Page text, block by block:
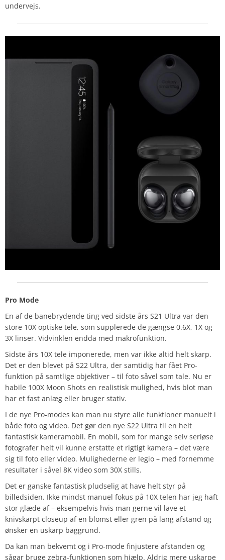
undervejs.
Pro Mode
En af de banebrydende ting ved sidste års S21 Ultra var den
store 10X optiske tele, som supplerede de gængse 0.6X, 1X og
3X linser. Vidvinklen endda med makrofunktion.
Sidste års 10X tele imponerede, men var ikke altid helt skarp.
Det er den blevet på S22 Ultra, der samtidig har fået Pro-
funktion på samtlige objektiver – til foto såvel som tale. Nu er
habile 100X Moon Shots en realistisk mulighed, hvis blot man
har et fast anlæg eller bruger stativ.
I de nye Pro-modes kan man nu styre alle funktioner manuelt i
både foto og video. Det gør den nye S22 Ultra til en helt
fantastisk kameramobil. En mobil, som for mange selv seriøse
fotografer helt vil kunne erstatte et rigtigt kamera – det være
sig til foto eller video. Mulighederne er legio – med fornemme
resultater i såvel 8K video som 30X stills.
Det er ganske fantastisk pludselig at have helt styr på
billedsiden. Ikke mindst manuel fokus på 10X telen har jeg haft
stor glæde af – eksempelvis hvis man gerne vil lave et
knivskarpt closeup af en blomst eller gren på lang afstand og
ønsker en uskarp baggrund.
Da kan man bekvemt og i Pro-mode finjustere afstanden og
sågar bruge zebra-funktionen som hjælp. Aldrig mere uskarpe